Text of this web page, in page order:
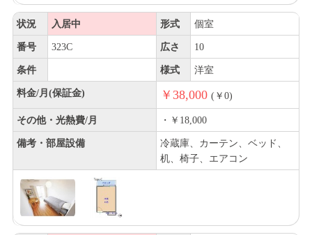
状況 入居中 形式 個室
番号 323C 広さ 10
条件 様式 洋室
料金/月(保証金) ￥38,000 (￥0)
その他・光熱費/月 ・￥18,000
備考・部屋設備
冷蔵庫、カーテン、ベッド、
机、椅子、エアコン